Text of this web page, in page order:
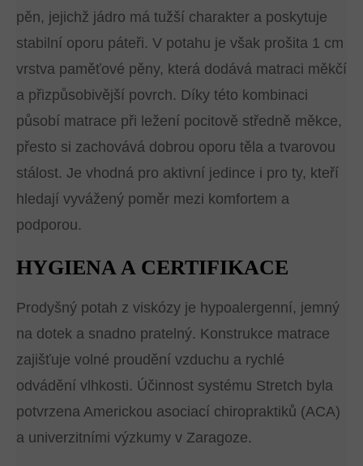
pěn, jejichž jádro má tužší charakter a poskytuje
stabilní oporu páteři. V potahu je však prošita 1 cm
vrstva paměťové pěny, která dodává matraci měkčí
a přizpůsobivější povrch. Díky této kombinaci
působí matrace při ležení pocitově středně měkce,
přesto si zachovává dobrou oporu těla a tvarovou
stálost. Je vhodná pro aktivní jedince i pro ty, kteří
hledají vyvážený poměr mezi komfortem a
podporou.
HYGIENA A CERTIFIKACE
Prodyšný potah z viskózy je hypoalergenní, jemný
na dotek a snadno pratelný. Konstrukce matrace
zajišťuje volné proudění vzduchu a rychlé
odvádění vlhkosti. Účinnost systému Stretch byla
potvrzena Americkou asociací chiropraktiků (ACA)
a univerzitními výzkumy v Zaragoze.